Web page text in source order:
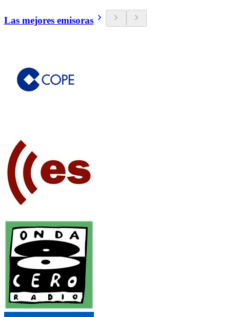
Las mejores emisoras